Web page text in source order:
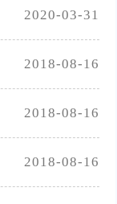
2020-03-31
2018-08-16
2018-08-16
2018-08-16